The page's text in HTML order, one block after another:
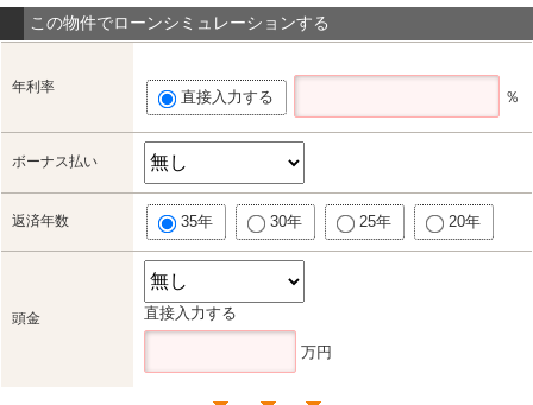
この物件でローンシミュレーションする
年利率
直接入力する ％
ボーナス払い
返済年数 35年 30年 25年 20年
頭金 直接入力する
万円